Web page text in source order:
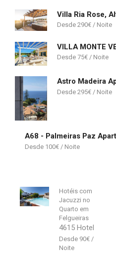
290€
VILLA MONTE
75€
Astro Madeira
295€
A68 - Palmeiras Paz
100€
Hotéis com
Jacuzzi no
Quarto em
Felgueiras
4615 Hotel
90€